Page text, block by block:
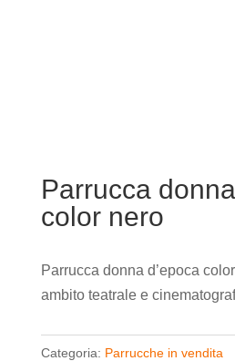
Parrucca
color nero
Parrucca donna d’epoca
ambito teatrale e
Categoria: Parrucche in vendita